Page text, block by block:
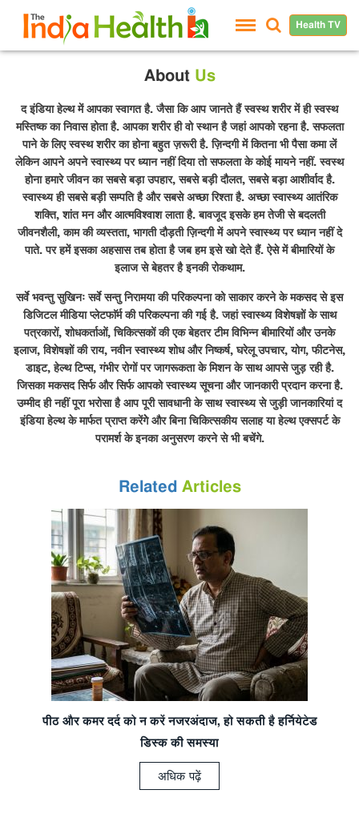
Health TV
About Us
द इंडिया हेल्थ में आपका स्वागत है. जैसा कि आप जानते हैं स्वस्थ शरीर में ही स्वस्थ
मस्तिष्क का निवास होता है. आपका शरीर ही वो स्थान है जहां आपको रहना है. सफलता
पाने के लिए स्वस्थ शरीर का होना बहुत ज़रूरी है. ज़िन्दगी में कितना भी पैसा कमा लें
लेकिन आपने अपने स्वास्थ्य पर ध्यान नहीं दिया तो सफलता के कोई मायने नहीं. स्वस्थ
होना हमारे जीवन का सबसे बड़ा उपहार, सबसे बड़ी दौलत, सबसे बड़ा आशीर्वाद है.
स्वास्थ्य ही सबसे बड़ी सम्पति है और सबसे अच्छा रिश्ता है. अच्छा स्वास्थ्य आतंरिक
शक्ति, शांत मन और आत्मविश्वाश लाता है. बावजूद इसके हम तेजी से बदलती
जीवनशैली, काम की व्यस्तता, भागती दौड़ती ज़िन्दगी में अपने स्वास्थ्य पर ध्यान नहीं दे
पाते. पर हमें इसका अहसास तब होता है जब हम इसे खो देते हैं. ऐसे में बीमारियों के
इलाज से बेहतर है इनकी रोकथाम.
सर्वे भवन्तु सुखिनः सर्वे सन्तु निरामया की परिकल्पना को साकार करने के मकसद से इस
डिजिटल मीडिया प्लेटफाॅर्म की परिकल्पना की गई है. जहां स्वास्थ्य विशेषज्ञों के साथ
पत्रकारों, शोधकर्ताओं, चिकित्सकों की एक बेहतर टीम विभिन्न बीमारियों और उनके
इलाज, विशेषज्ञों की राय, नवीन स्वास्थ्य शोध और निष्कर्ष, घरेलू उपचार, योग, फीटनेस,
डाइट, हेल्थ टिप्स, गंभीर रोगों पर जागरूकता के ​मिशन के साथ आपसे जुड़ रही है.
जिसका मकसद सिर्फ और सिर्फ आपको स्वास्थ्य सूचना और जानकारी प्रदान करना है.
उम्मीद ही नहीं पूरा भरोसा है आप पूरी सावधानी के साथ स्वास्थ्य से जुड़ी जानकारियां द
इंडिया हेल्थ के मार्फत प्राप्त करेंगेे और बिना चिकित्सकीय सलाह या हेल्थ एक्सपर्ट के
परामर्श के इनका अनुसरण करने से भी बचेंगे.
Related Articles
पीठ और कमर दर्द को न करें नजरअंदाज, हो सकती है हर्नियेटेड
डिस्क की समस्या
अधिक पढ़ें